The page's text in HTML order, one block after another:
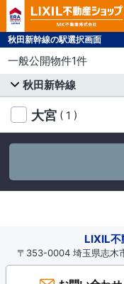
秋田新幹線の駅選択画面
一般公開物件1件
秋田新幹線
大宮 ( 1 )
LIXIL不
〒353-0004 埼玉県志木